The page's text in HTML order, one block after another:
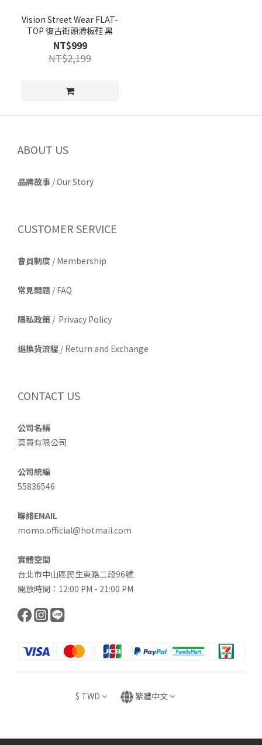
Vision Street Wear FLAT-
TOP 復古街頭滑板鞋 黑
NT$999
NT$2,199
ABOUT US
品牌故事 /Our Story
CUSTOMER SERVICE
會員制度 / Membership
常見問題 / FAQ
隱私政策 / Privacy Policy
退換貨流程 / Return and Exchange
CONTACT US
公司名稱
莫買有限公司
公司統編
55836546
聯絡EMAIL
momo.official@hotmail.com
實體空間
台北市中山區民生東路二段96號
開放時間：12:00 PM - 21:00 PM
$ TWD 繁體中文